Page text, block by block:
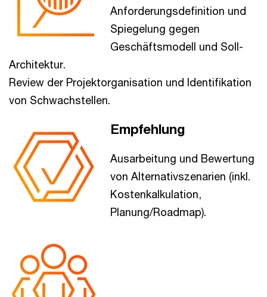
Anforderungsdefinition und
Spiegelung gegen
Geschäftsmodell und Soll-
Architektur.
Review der Projektorganisation und Identifikation
von Schwachstellen.
Empfehlung
Ausarbeitung und Bewertung
von Alternativszenarien (inkl.
Kostenkalkulation,
Planung/Roadmap).